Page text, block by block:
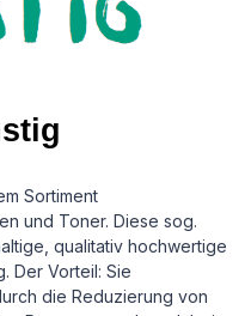
Sortiment
und Toner. Diese sog.
qualitativ hochwertige
Der Vorteil: Sie
die Reduzierung von